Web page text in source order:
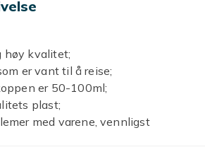
høy kvalitet;
er vant til å reise;
er 50-100ml;
plast;
med varene, vennligst
du kan.